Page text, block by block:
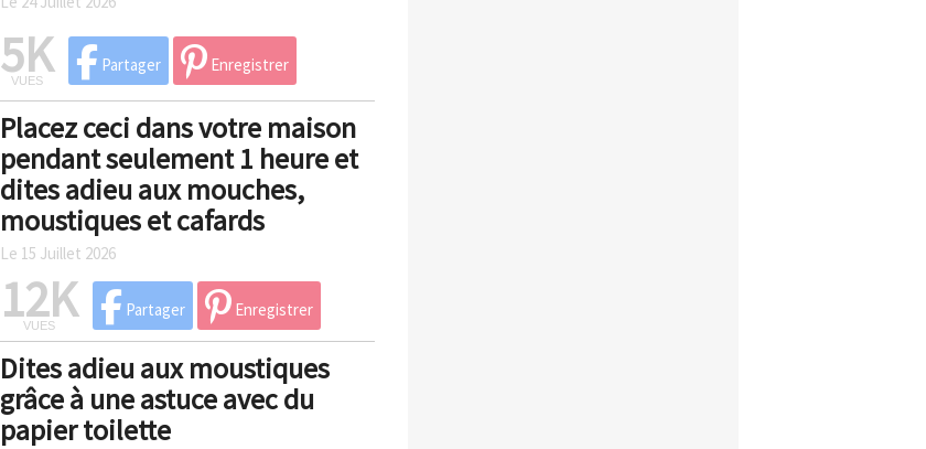
5K
VUES
Partager Enregistrer
Placez ceci dans votre maison
pendant seulement 1 heure et
dites adieu aux mouches,
moustiques et cafards
Le 15 Juillet 2026
12K
VUES
Partager Enregistrer
Dites adieu aux moustiques
grâce à une astuce avec du
papier toilette